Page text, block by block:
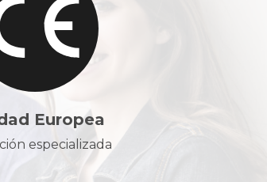
Europea
especializada